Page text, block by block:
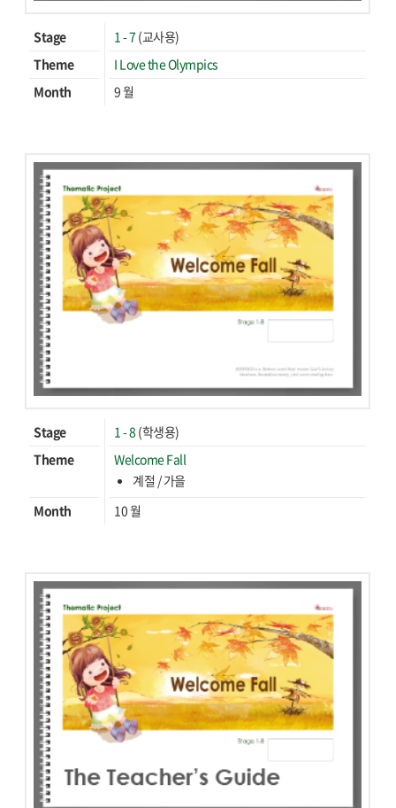
Stage 1 - 7 (교사용)
Theme
I Love the Olympics
Month
9 월
Stage 1 - 8 (학생용)
Theme
Welcome Fall
계절 / 가을
Month
10 월